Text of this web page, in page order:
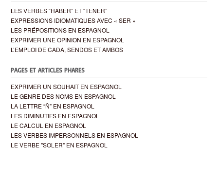
LES VERBES “HABER” ET “TENER”
EXPRESSIONS IDIOMATIQUES AVEC « SER »
LES PRÉPOSITIONS EN ESPAGNOL
EXPRIMER UNE OPINION EN ESPAGNOL
L’EMPLOI DE CADA, SENDOS ET AMBOS
PAGES ET ARTICLES PHARES
EXPRIMER UN SOUHAIT EN ESPAGNOL
LE GENRE DES NOMS EN ESPAGNOL
LA LETTRE “Ñ” EN ESPAGNOL
LES DIMINUTIFS EN ESPAGNOL
LE CALCUL EN ESPAGNOL
LES VERBES IMPERSONNELS EN ESPAGNOL
LE VERBE "SOLER" EN ESPAGNOL